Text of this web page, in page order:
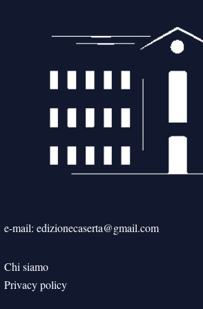
e-mail: edizionecaserta@gmail.com
Chi siamo
Privacy policy